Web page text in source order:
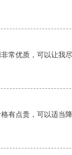
常优质，可以让我
有点贵，可以适当